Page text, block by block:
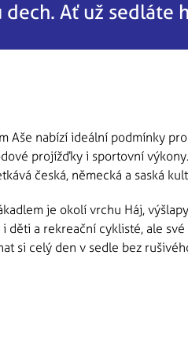
dech. Ať už sedláte
Aše nabízí ideální podmínky
projížďky i sportovní
česká, německá a saská
je okolí vrchu Háj,
i děti a rekreační cyklisté, ale
si celý den v sedle bez